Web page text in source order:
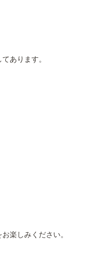
あります。
楽しみください。